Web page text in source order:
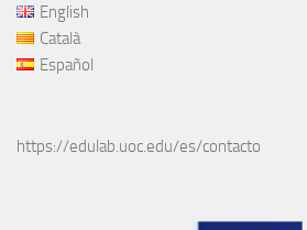
English
Català
Español
https://edulab.uoc.edu/es/contacto